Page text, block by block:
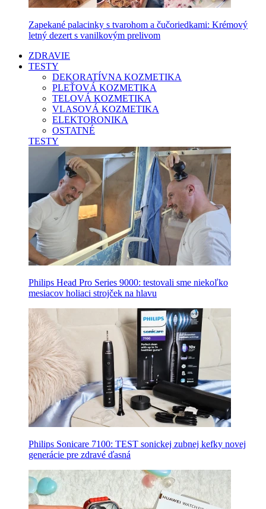
Zapekané palacinky s tvarohom a čučoriedkami: Krémový
letný dezert s vanilkovým prelivom
ZDRAVIE
TESTY
DEKORATÍVNA KOZMETIKA
PLEŤOVÁ KOZMETIKA
TELOVÁ KOZMETIKA
VLASOVÁ KOZMETIKA
ELEKTORONIKA
OSTATNÉ
TESTY
Philips Head Pro Series 9000: testovali sme niekoľko
mesiacov holiaci strojček na hlavu
Philips Sonicare 7100: TEST sonickej zubnej kefky novej
generácie pre zdravé ďasná